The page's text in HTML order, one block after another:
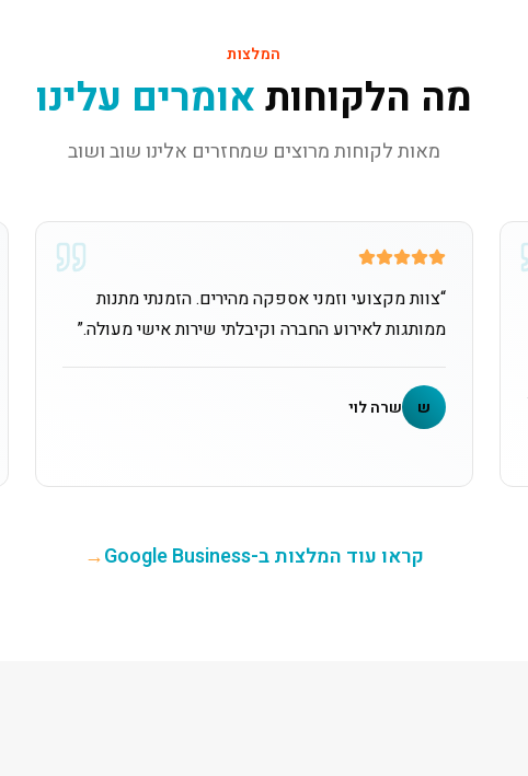
המלצות
מה הלקוחותאומרים עלינו
מאות לקוחות מרוצים שמחזרים אלינו שוב ושוב
“צוות מקצועי וזמני אספקה מהירים. הזמנתי מתנות
ממותגות לאירוע החברה וקיבלתי שירות אישי מעולה.”
ש שרה לוי
קראו עוד המלצות ב-Google Business →